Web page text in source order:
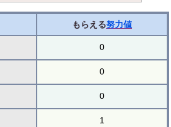
もらえる努力値
0
0
0
1